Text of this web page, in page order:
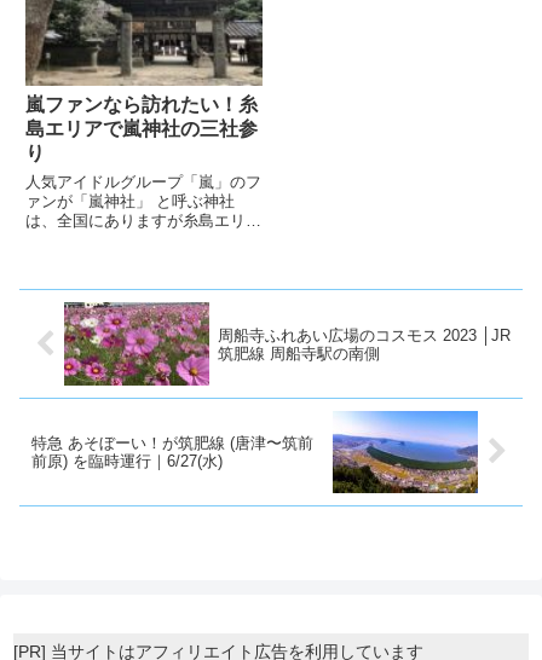
嵐ファンなら訪れたい！糸
島エリアで嵐神社の三社参
り
人気アイドルグループ「嵐」のフ
ァンが「嵐神社」 と呼ぶ神社
は、全国にありますが糸島エリア
ん）・潤(うるう)神社（松本潤さ
ん）・二宮神社（二宮和也さ
ん）...
周船寺ふれあい広場のコスモス 2023 │JR
筑肥線 周船寺駅の南側
特急 あそぼーい！が筑肥線 (唐津〜筑前
前原) を臨時運行｜6/27(水)
[PR] 当サイトはアフィリエイト広告を利用しています